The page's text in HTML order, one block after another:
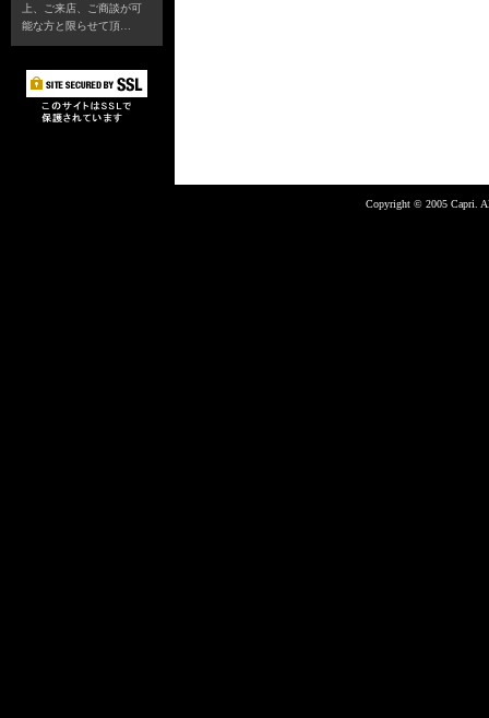
上、ご来店、ご商談が可
能な方と限らせて頂…
Copyright © 2005 Capri.